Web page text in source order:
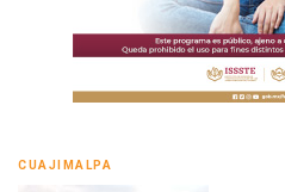
CUAJIMALPA